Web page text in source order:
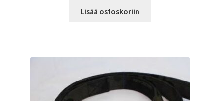
Lisää ostoskoriin